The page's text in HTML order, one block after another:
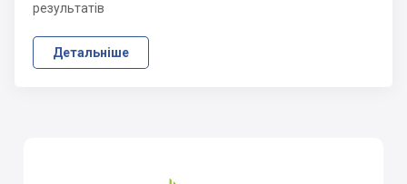
результатів
Детальніше